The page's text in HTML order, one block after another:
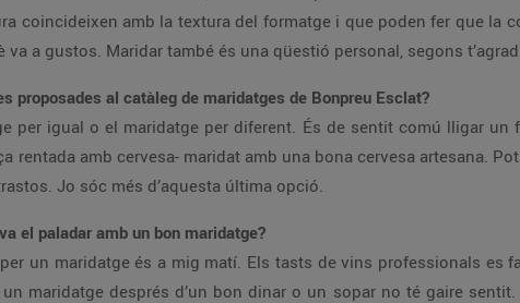
coincideixen amb la textura del formatge i que poden fer que la
a gustos. Maridar també és una qüestió personal, segons
proposades al catàleg de maridatges de Bonpreu Esclat?
per igual o el maridatge per diferent. És de sentit comú lligar
rentada amb cervesa- maridat amb una bona cervesa artesana.
Jo sóc més d’aquesta última opció.
el paladar amb un bon maridatge?
un maridatge és a mig matí. Els tasts de vins professionals es
maridatge després d’un bon dinar o un sopar no té gaire